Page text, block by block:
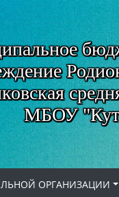
МБОУ
ОРГАНИЗАЦИИ